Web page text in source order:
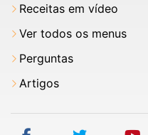
Receitas em vídeo
Ver todos os menus
Perguntas
Artigos